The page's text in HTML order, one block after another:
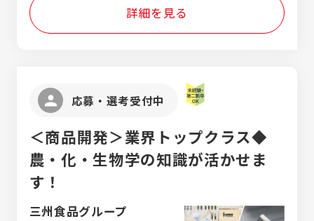
詳細を見る
応募・選考受付中
＜商品開発＞業界トップクラス◆
農・化・生物学の知識が活かせま
す！
三州食品グループ